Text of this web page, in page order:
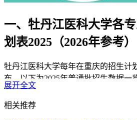
一、牡丹江医科大学各
划表2025（2026年参考）
牡丹江医科大学每年在重庆的招生计
布，以下为2025年普通批招生数据一
计划等特殊类型招生），可作为2026
物理组
展开全文
相关推荐